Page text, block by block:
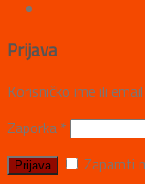
Prijava
Korisničko ime ili
Zaporka *
Zapamti